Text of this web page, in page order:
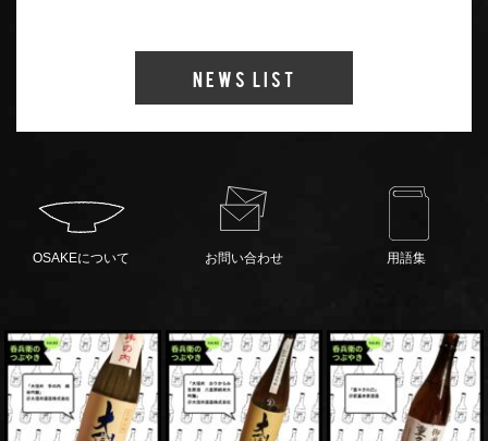
News List
OSAKEについて お問い合わせ 用語集